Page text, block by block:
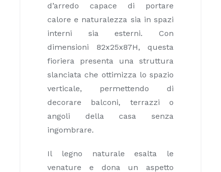
d’arredo capace di portare
calore e naturalezza sia in spazi
interni sia esterni. Con
dimensioni 82x25x87H, questa
fioriera presenta una struttura
slanciata che ottimizza lo spazio
verticale, permettendo di
decorare balconi, terrazzi o
angoli della casa senza
ingombrare.
Il legno naturale esalta le
venature e dona un aspetto